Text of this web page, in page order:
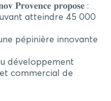
𝐏𝐫𝐨𝐯𝐞𝐧𝐜𝐞 𝐩𝐫𝐨𝐩𝐨𝐬𝐞 :
atteindre 45 000
pépinière innovante
développement
commercial de